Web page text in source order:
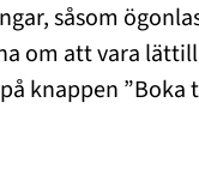
såsom
om att vara
knappen ”Boka